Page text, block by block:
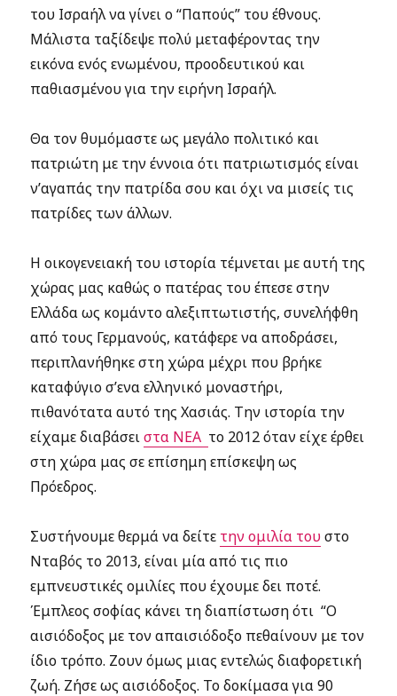
του Ισραήλ να γίνει ο “Παπούς” του έθνους.
Μάλιστα ταξίδεψε πολύ μεταφέροντας την
εικόνα ενός ενωμένου, προοδευτικού και
παθιασμένου για την ειρήνη Ισραήλ.
Θα τον θυμόμαστε ως μεγάλο πολιτικό και
πατριώτη με την έννοια ότι πατριωτισμός είναι
ν’αγαπάς την πατρίδα σου και όχι να μισείς τις
πατρίδες των άλλων.
Η οικογενειακή του ιστορία τέμνεται με αυτή της
χώρας μας καθώς ο πατέρας του έπεσε στην
Ελλάδα ως κομάντο αλεξιπτωτιστής, συνελήφθη
από τους Γερμανούς, κατάφερε να αποδράσει,
περιπλανήθηκε στη χώρα μέχρι που βρήκε
καταφύγιο σ’ενα ελληνικό μοναστήρι,
πιθανότατα αυτό της Χασιάς. Την ιστορία την
είχαμε διαβάσειστα ΝΕΑ το 2012 όταν είχε έρθει
στη χώρα μας σε επίσημη επίσκεψη ως
Πρόεδρος.
Συστήνουμε θερμά να δείτε την ομιλία του στο
Νταβός το 2013, είναι μία από τις πιο
εμπνευστικές ομιλίες που έχουμε δει ποτέ.
Έμπλεος σοφίας κάνει τη διαπίστωση ότι “Ο
αισιόδοξος με τον απαισιόδοξο πεθαίνουν με τον
ίδιο τρόπο. Ζουν όμως μιας εντελώς διαφορετική
ζωή. Ζήσε ως αισιόδοξος. Το δοκίμασα για 90